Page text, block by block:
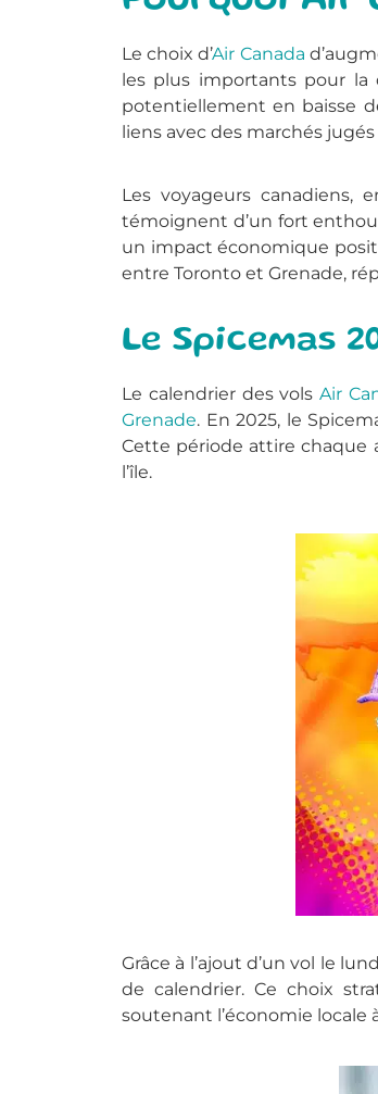
Le choix d’Air Canada
les plus importants pour la
potentiellement en baisse
liens avec des marchés
Les voyageurs
témoignent d’un fort
un impact économique
entre Toronto et Grenade,
Le Spicemas
Le calendrier des volsAir
Grenade. En 2025, le
Cette période attire chaque
l’île.
Grâce à l’ajout d’un vol le
de calendrier. Ce choix
soutenant l’économie locale